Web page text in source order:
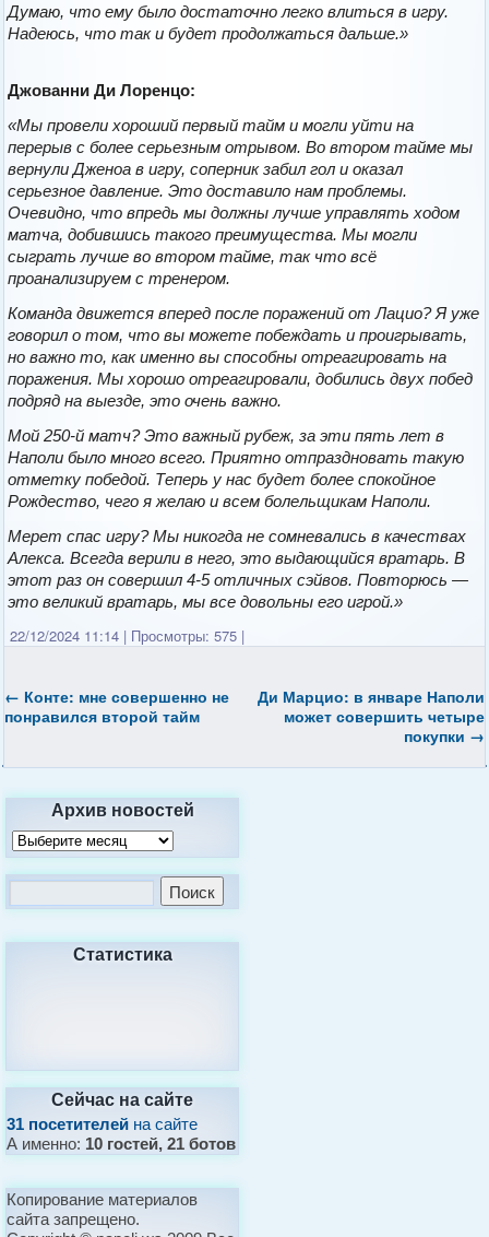
Думаю, что ему было достаточно легко влиться в игру.
Надеюсь, что так и будет продолжаться дальше.»
Джованни Ди Лоренцо:
«Мы провели хороший первый тайм и могли уйти на
перерыв с более серьезным отрывом. Во втором тайме мы
вернули Дженоа в игру, соперник забил гол и оказал
серьезное давление. Это доставило нам проблемы.
Очевидно, что впредь мы должны лучше управлять ходом
матча, добившись такого преимущества. Мы могли
сыграть лучше во втором тайме, так что всё
проанализируем с тренером.
Команда движется вперед после поражений от Лацио? Я уже
говорил о том, что вы можете побеждать и проигрывать,
но важно то, как именно вы способны отреагировать на
поражения. Мы хорошо отреагировали, добились двух побед
подряд на выезде, это очень важно.
Мой 250-й матч? Это важный рубеж, за эти пять лет в
Наполи было много всего. Приятно отпраздновать такую
отметку победой. Теперь у нас будет более спокойное
Рождество, чего я желаю и всем болельщикам Наполи.
Мерет спас игру? Мы никогда не сомневались в качествах
Алекса. Всегда верили в него, это выдающийся вратарь. В
этот раз он совершил 4-5 отличных сэйвов. Повторюсь —
это великий вратарь, мы все довольны его игрой.»
22/12/2024 11:14 | Просмотры: 575 |
← Конте: мне совершенно не
понравился второй тайм
Ди Марцио: в январе Наполи
может совершить четыре
покупки →
Архив новостей
Статистика
Сейчас на сайте
31 посетителей на сайте
А именно: 10 гостей, 21 ботов
Копирование материалов
сайта запрещено.